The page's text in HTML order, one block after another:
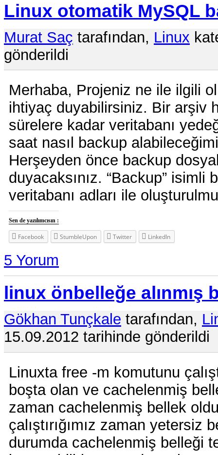
Linux otomatik MySQL
Murat Saç tarafından, Linux
gönderildi
Merhaba, Projeniz ne ile ilgili
ihtiyaç duyabilirsiniz. Bir arşiv
sürelere kadar veritabanı
saat nasıl backup
Herşeyden önce backup
duyacaksınız. “Backup”
veritabanı adları ile
Sen de yazılımcısın :
Facebook StumbleUpon Twitter LinkedIn
5 Yorum
linux önbelleğe alınmış
Gökhan Tunçkale tarafından,
15.09.2012 tarihinde gönderildi
Linuxta free -m komutunu
boşta olan ve cachelenmiş
zaman cachelenmiş bellek
çalıştırığımız zaman
durumda cachelenmiş belleği